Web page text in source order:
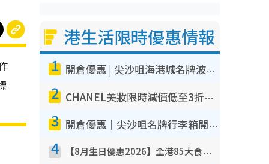
港生活限時優惠情報
1 開倉優惠 | 尖沙咀海港城名牌波鞋開倉低至1折！On鞋$899起／Joy&Peace鞋履$98起
2 CHANEL美妝限時減價低至3折！人氣粉底/唇膏/精華液低至$275！COCO香水都有平
3 開倉優惠｜尖沙咀名牌行李箱開倉低至4折！一連5日 American Tourister/ace./Hallmark $200起！
4 【8月生日優惠2026】全港85大食買玩著數攻略 自助餐/火鍋放題同行免費＋誠品/DONKI送現金券